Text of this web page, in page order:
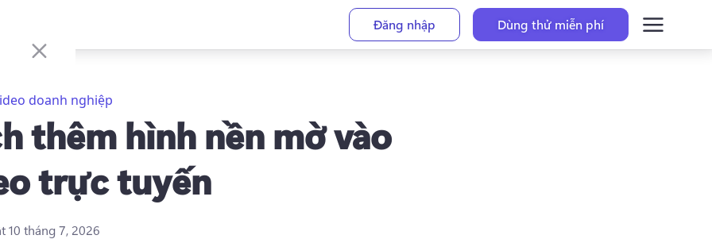
Đăng nhập Dùng thử miễn phí
doanh nghiệp
thêm hình nền mờ vào
trực tuyến
10 tháng 7, 2026